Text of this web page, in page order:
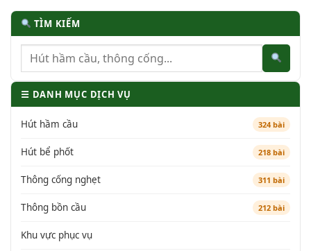
TÌM KIẾM
☰ DANH MỤC DỊCH VỤ
Hút hầm cầu 324 bài
Hút bể phốt 218 bài
Thông cống nghẹt 311 bài
Thông bồn cầu 212 bài
Khu vực phục vụ